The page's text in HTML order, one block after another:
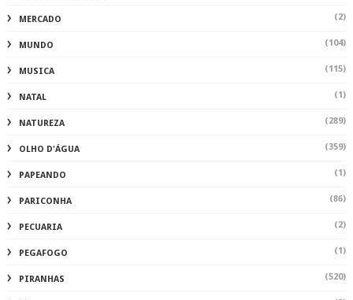
MERCADO (2)
MUNDO (104)
MUSICA (115)
NATAL (1)
NATUREZA (289)
OLHO D'ÁGUA (359)
PAPEANDO (1)
PARICONHA (86)
PECUARIA (2)
PEGAFOGO (1)
PIRANHAS (520)